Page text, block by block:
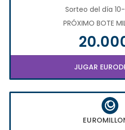
Sorteo del día
PRÓXIMO BOTE
JUGAR